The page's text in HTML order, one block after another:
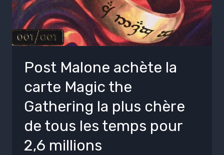
Post Malone achète la
carte Magic the
Gathering la plus chère
de tous les temps pour
2,6 millions